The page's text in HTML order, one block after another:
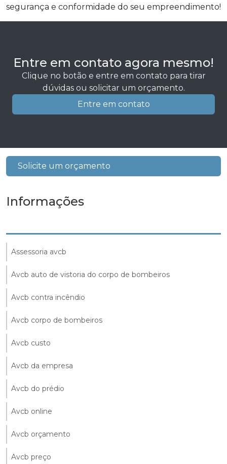
segurança e conformidade do seu empreendimento!
Entre em contato agora mesmo!
Clique no botão e entre em contato para tirar
dúvidas ou solicitar um orçamento.
Entre em contato
Solicite um orçamento
Informações
Assessoria avcb
Avcb auto de vistoria do corpo de bombeiros
Avcb contra incêndio
Avcb corpo de bombeiros
Avcb custo
Avcb da empresa
Avcb do prédio
Avcb online
Avcb orçamento
Avcb preço